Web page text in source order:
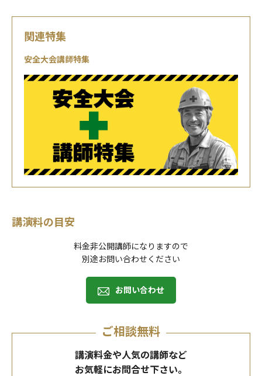
関連特集
安全大会講師特集
講演料の目安
料金非公開講師になりますので
別途お問い合わせください
お問い合わせ
ご相談無料
講演料金や人気の講師など
お気軽にお問合せ下さい。